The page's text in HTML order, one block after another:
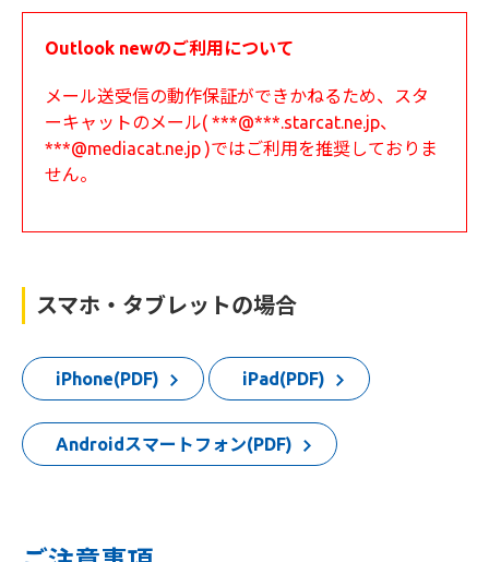
Outlook newのご利用について
メール送受信の動作保証ができかねるため、スタ
ーキャットのメール( ***@***.starcat.ne.jp、
***@mediacat.ne.jp )ではご利用を推奨しておりま
せん。
スマホ・タブレットの場合
iPhone(PDF) iPad(PDF)
Androidスマートフォン(PDF)